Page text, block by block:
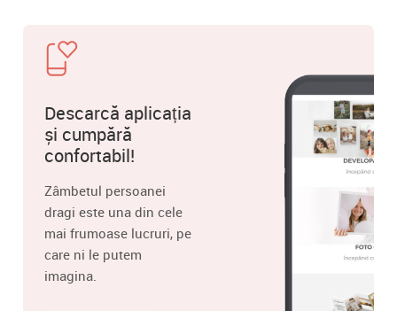
Descarcă aplicația
și cumpără
confortabil!
Zâmbetul persoanei
dragi este una din cele
mai frumoase lucruri, pe
care ni le putem
imagina.